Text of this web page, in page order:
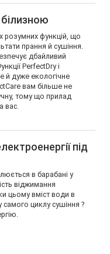
розумних функцій, що
прання й сушіння.
дбайливий
PerfectDry і
й дуже екологічне
вам більше не
тому що прилад
вас.
під
в барабані у
віджимання
цьому вміст води в
самого циклу сушіння ?